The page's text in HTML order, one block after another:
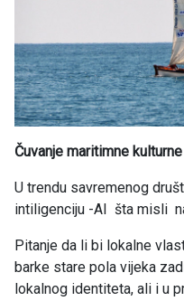
Čuvanje maritimne
U trendu savremenog
intiligenciju -AI šta misli
Pitanje da li bi lokalne
barke stare pola vijeka
lokalnog identiteta, ali i u